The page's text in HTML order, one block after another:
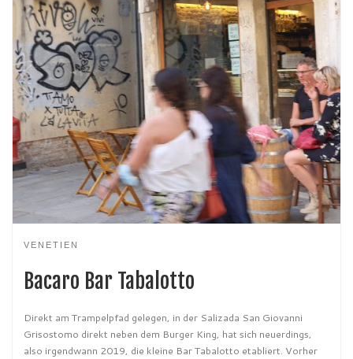
VENETIEN
Bacaro Bar Tabalotto
Direkt am Trampelpfad gelegen, in der Salizada San Giovanni
Grisostomo direkt neben dem Burger King, hat sich neuerdings,
also irgendwann 2019, die kleine Bar Tabalotto etabliert. Vorher